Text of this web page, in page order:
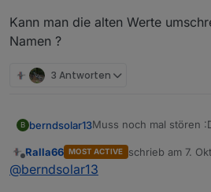
Kann man die alten Werte
Namen ?
3 Antworten
B berndsolar13Muss noch mal stören
Entität im Sonoff
Bedeutet, es schreibt
Kann man die alten
neuen Namen ?
Offline
Ralla66 MOST ACTIVE schrieb am 7.
zuletzt editiert
@berndsolar13